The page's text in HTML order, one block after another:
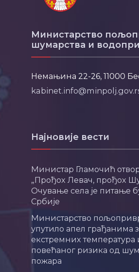
Министарство
шумарства и
Немањина 22-26, 11000
Најновије вести
Министар Гламочић
„Прођох Левач, прођох
Очување села је питање
Србије
Министарство
упутило апел грађанима
екстремних температура
повећаног ризика од
пожара